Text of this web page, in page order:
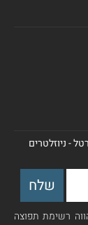
- ניוזלטרים
רשימת תפוצה